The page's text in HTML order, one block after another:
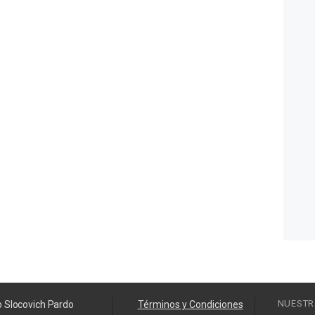
Slocovich Pardo Términos y Condiciones